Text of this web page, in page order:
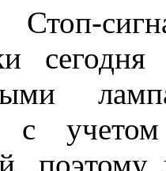
Стоп-
с